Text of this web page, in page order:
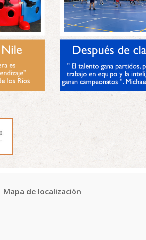
Mapa de localización